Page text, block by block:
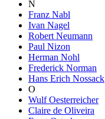
N
Franz Nabl
Ivan Nagel
Robert Neumann
Paul Nizon
Herman Nohl
Frederick Norman
Hans Erich Nossack
O
Wulf Oesterreicher
Claire de Oliveira